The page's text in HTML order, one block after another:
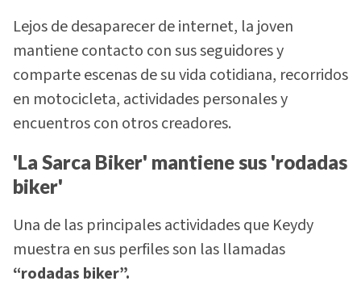
Lejos de desaparecer de internet, la joven
mantiene contacto con sus seguidores y
comparte escenas de su vida cotidiana, recorridos
en motocicleta, actividades personales y
encuentros con otros creadores.
'La Sarca Biker' mantiene sus 'rodadas
biker'
Una de las principales actividades que Keydy
muestra en sus perfiles son las llamadas
“rodadas biker”.